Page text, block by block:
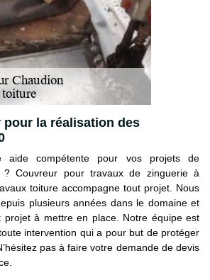
pour la réalisation des
aide compétente pour vos projets de
? Couvreur pour travaux de zinguerie à
toiture accompagne tout projet. Nous
plusieurs années dans le domaine et
projet à mettre en place. Notre équipe est
intervention qui a pour but de protéger
pas à faire votre demande de devis